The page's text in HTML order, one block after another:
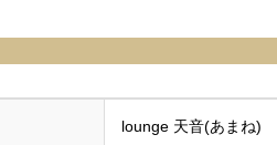
lounge 天音(あまね)